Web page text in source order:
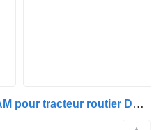
Direction assistée 629134AM pour tracteur routier DAF XF95, XF105 (2001-2014)